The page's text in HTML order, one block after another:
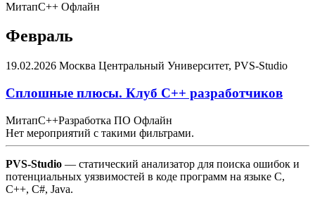
МитапC++ Офлайн
Февраль
19.02.2026 Москва Центральный Университет, PVS-Studio
Сплошные плюсы. Клуб С++ разработчиков
МитапC++Разработка ПО Офлайн
Нет мероприятий с такими фильтрами.
PVS-Studio — статический анализатор для поиска ошибок и
потенциальных уязвимостей в коде программ на языке C,
C++, C#, Java.